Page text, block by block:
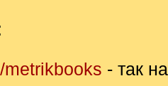
metrikbooks - так